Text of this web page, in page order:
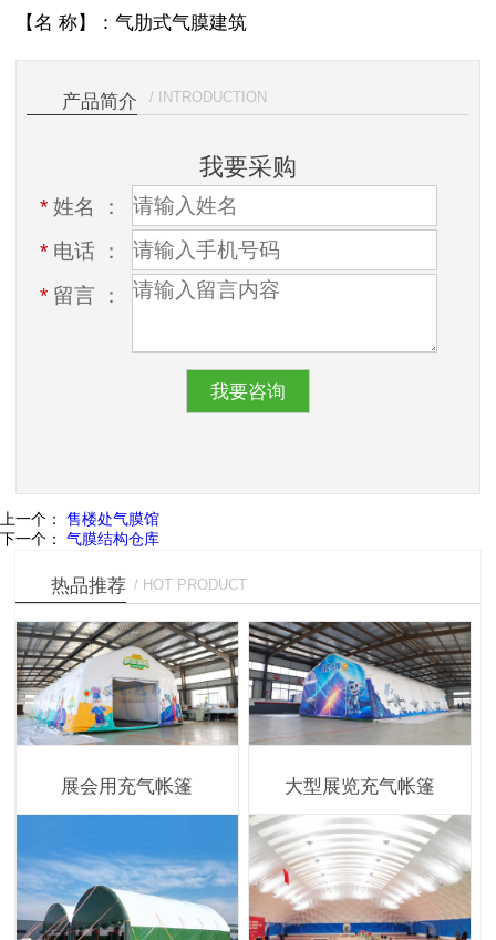
【名 称】：气肋式气膜建筑
产品简介 / INTRODUCTION
我要采购
* 姓名 ：
* 电话 ：
* 留言 ：
上一个： 售楼处气膜馆
下一个： 气膜结构仓库
热品推荐 / HOT PRODUCT
展会用充气帐篷 大型展览充气帐篷